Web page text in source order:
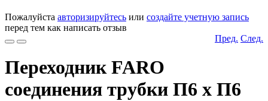
Пожалуйста авторизируйтесь или создайте учетную запись
перед тем как написать отзыв
Пред. След.
Переходник FARO
соединения трубки П6 x П6